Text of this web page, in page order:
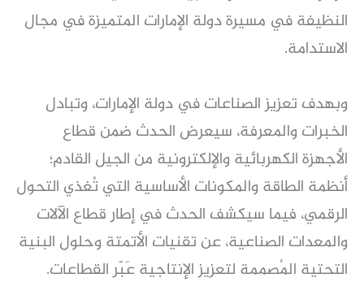
النظيفة في مسيرة دولة الإمارات المتميزة في مجال
الاستدامة.
وبهدف تعزيز الصناعات في دولة الإمارات، وتبادل
الخبرات والمعرفة، سيعرض الحدث ضمن قطاع
الأجهزة الكهربائية والإلكترونية من الجيل القادم؛
أنظمة الطاقة والمكونات الأساسية التي تُغذي التحول
الرقمي، فيما سيكشف الحدث في إطار قطاع الآلات
والمعدات الصناعية، عن تقنيات الأتمتة وحلول البنية
التحتية المُصممة لتعزيز الإنتاجية عَبّر القطاعات.